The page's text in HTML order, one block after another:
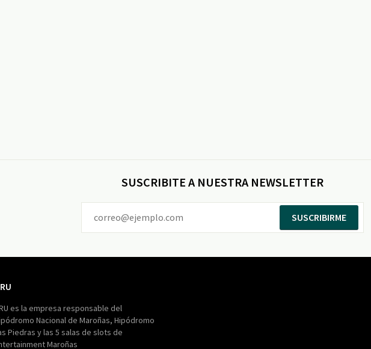
SUSCRIBITE A NUESTRA NEWSLETTER
SUSCRIBIRME
es la empresa responsable del
Nacional de Maroñas, Hipódromo
Piedras y las 5 salas de slots de
Maroñas